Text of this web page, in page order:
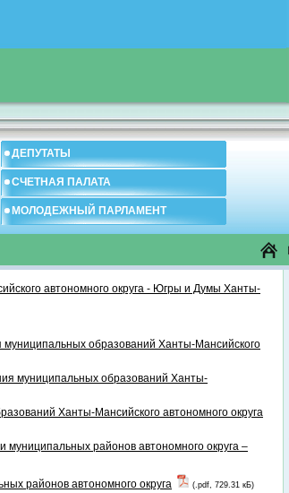
ДЕПУТАТЫ
СЧЕТНАЯ ПАЛАТА
МОЛОДЕЖНЫЙ ПАРЛАМЕНТ
автономного округа - Югры и Думы Ханты-
образований Ханты-Мансийского
муниципальных образований Ханты-
Ханты-Мансийского автономного округа
муниципальных районов автономного округа –
районов автономного округа
(.pdf, 729.31 кБ)